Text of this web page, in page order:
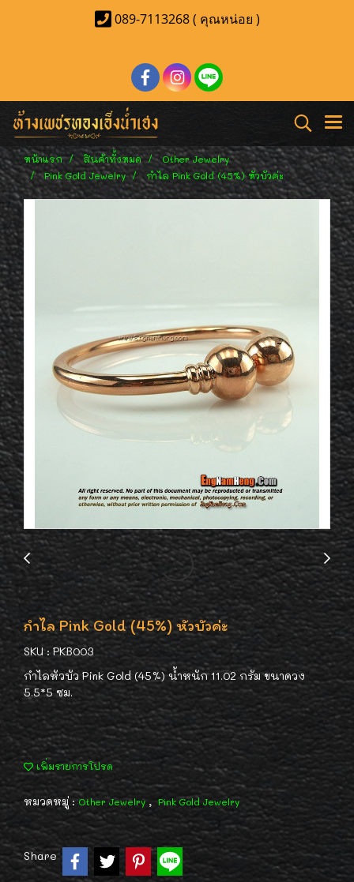
089-7113268 ( คุณหน่อย )
หน้าแรก สินค้าทั้งหมด
Other Jewelry
Pink Gold Jewelry
กำไล Pink Gold (45%) หัวบัวค่ะ
กำไล Pink Gold (45%) หัวบัวค่ะ
SKU : PKB003
กำไลหัวบัว Pink Gold (45%) น้ำหนัก 11.02 กรัม ขนาดวง
5.5*5 ซม.
เพิ่มรายการโปรด
หมวดหมู่ : Other Jewelry , Pink Gold Jewelry
Share